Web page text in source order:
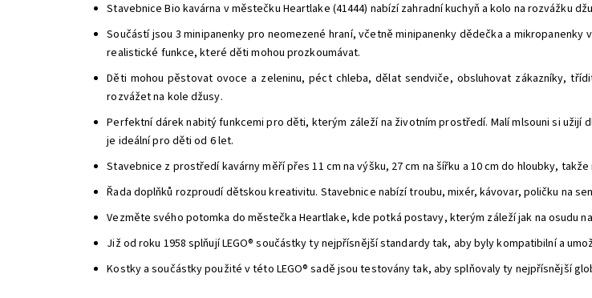
Stavebnice Bio kavárna v městečku Heartlake (41444) nabízí zahradní kuchyň a kolo na rozvážku
Součástí jsou 3 minipanenky pro neomezené hraní, včetně minipanenky dědečka a
realistické funkce, které děti mohou prozkoumávat.
Děti mohou pěstovat ovoce a zeleninu, péct chleba, dělat sendviče, obsluhovat zákazníky,
rozvážet na kole džusy.
Perfektní dárek nabitý funkcemi pro děti, kterým záleží na životním prostředí. Malí mlsouni si
je ideální pro děti od 6 let.
Stavebnice z prostředí kavárny měří přes 11 cm na výšku, 27 cm na šířku a 10 cm do hloubky,
Řada doplňků rozproudí dětskou kreativitu. Stavebnice nabízí troubu, mixér, kávovar, poličku na
Vezměte svého potomka do městečka Heartlake, kde potká postavy, kterým záleží jak na osudu
Již od roku 1958 splňují LEGO® součástky ty nejpřísnější standardy tak, aby byly kompatibilní a
Kostky a součástky použité v této LEGO® sadě jsou testovány tak, aby splňovaly ty nejpřísnější